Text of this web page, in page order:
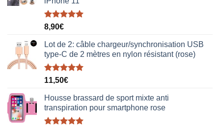
Note5.00
8,90€
Lot de 2: câble chargeur/synchronisation USB
type-C de 2 mètres en nylon résistant (rose)
Note5.00
11,50€
Housse brassard de sport mixte anti
transpiration pour smartphone rose